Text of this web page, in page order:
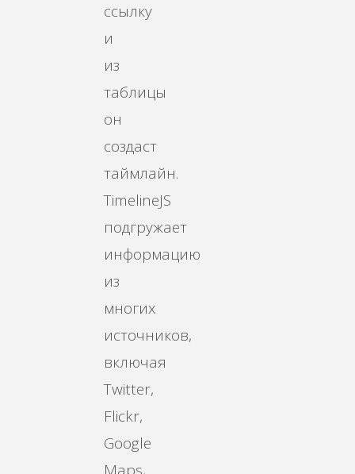
ссылку
и
из
таблицы
он
создаст
таймлайн.
TimelineJS
подгружает
информацию
из
многих
источников,
включая
Twitter,
Flickr,
Google